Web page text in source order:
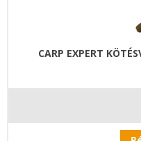
CARP EXPERT